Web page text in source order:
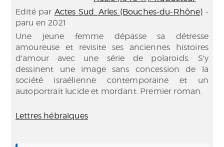
Edité par Actes Sud. Arles (Bouches-du-Rhône) -
paru en 2021
Une jeune femme dépasse sa détresse
amoureuse et revisite ses anciennes histoires
d'amour avec une série de polaroids. S'y
dessinent une image sans concession de la
société israélienne contemporaine et un
autoportrait lucide et mordant. Premier roman.
Lettres hébraïques